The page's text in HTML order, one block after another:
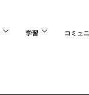
学習 コミュ